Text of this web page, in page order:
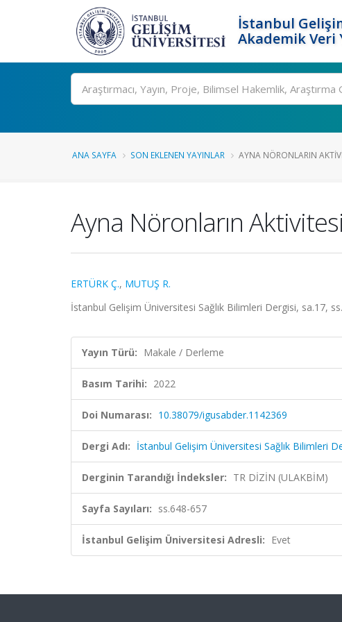
İstanbul
Akademik Veri
Ara
ANA SAYFA SON EKLENEN YAYINLAR AYNA NÖRONLARIN
Ayna Nöronların
ERTÜRK Ç., MUTUŞ R.
İstanbul Gelişim Üniversitesi Sağlık Bilimleri Dergisi, sa.17,
Yayın Türü: Makale / Derleme
Basım Tarihi: 2022
Doi Numarası: 10.38079/igusabder.1142369
Dergi Adı: İstanbul Gelişim Üniversitesi Sağlık Bilimleri
Derginin Tarandığı İndeksler: TR DİZİN (ULAKBİM)
Sayfa Sayıları: ss.648-657
İstanbul Gelişim Üniversitesi Adresli: Evet